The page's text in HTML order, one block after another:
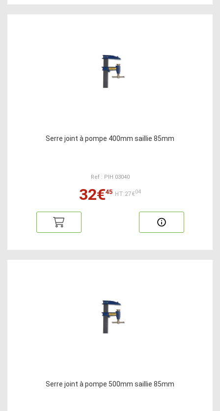
Serre joint à pompe 400mm saillie 85mm
Ref : PIH 03040
32€45 HT:27€04
Serre joint à pompe 500mm saillie 85mm